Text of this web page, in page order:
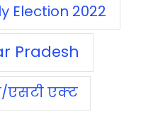
Election 2022
Pradesh
एसटी एक्‍ट